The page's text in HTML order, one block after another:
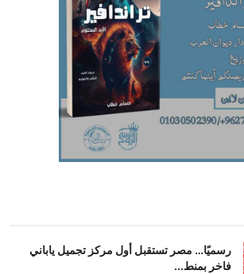
رسميًا… مصر تستقبل أول مركز تجميل ياباني
فاخر بمنط...